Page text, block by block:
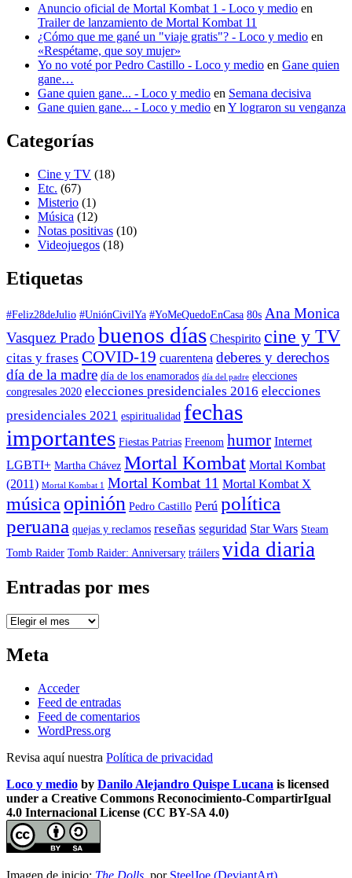
Anuncio oficial de Mortal Kombat 1 - Loco y medio en
Trailer de lanzamiento de Mortal Kombat 11
¿Cómo que me gané un "viaje gratis"? - Loco y medio en
«Respétame, que soy mujer»
Yo no voté por Pedro Castillo - Loco y medio en Gane quien
gane…
Gane quien gane... - Loco y medio en Semana decisiva
Gane quien gane... - Loco y medio en Y lograron su venganza
Categorías
Cine y TV (18)
Etc. (67)
Misterio (1)
Música (12)
Notas positivas (10)
Videojuegos (18)
Etiquetas
#Feliz28deJulio #UniónCivilYa #YoMeQuedoEnCasa 80s Ana Monica
Vasquez Prado buenos días Chespirito cine y TV
citas y frases COVID-19 cuarentena deberes y derechos
día de la madre día de los enamorados día del padre elecciones
congresales 2020 elecciones presidenciales 2016 elecciones
presidenciales 2021 espiritualidad fechas
importantes Fiestas Patrias Freenom humor Internet
LGBTI+ Martha Chávez Mortal Kombat Mortal Kombat
(2011) Mortal Kombat 1 Mortal Kombat 11 Mortal Kombat X
música opinión Pedro Castillo Perú política
peruana quejas y reclamos reseñas seguridad Star Wars Steam
Tomb Raider Tomb Raider: Anniversary tráilers vida diaria
Entradas por mes
Entradas
mes
Meta
Acceder
Feed de entradas
Feed de comentarios
WordPress.org
Revisa aquí nuestra Política de privacidad
Loco y medio by Danilo Alejandro Quispe Lucana is licensed
under a Creative Commons Reconocimiento-CompartirIgual
4.0 Internacional License (CC BY-SA 4.0)